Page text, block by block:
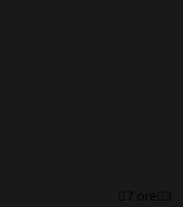
7 ore 3